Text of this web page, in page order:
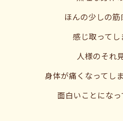
ほんの少しの筋
感じ取ってし
人様のそれ
身体が痛くなってし
面白いことになっ